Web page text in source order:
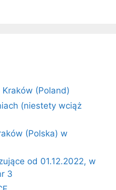
Kraków (Poland)
(niestety wciąż
(Polska) w
od 01.12.2022, w
3